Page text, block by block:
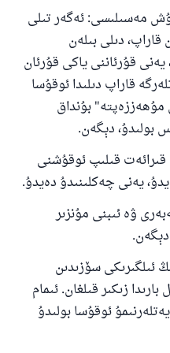
مەسىلىسى: ئەگەر تىلى
دىلى بىلەن
قۇرئاننى ياكى قۇرئان
قاراپ دىلىدا ئوقۇسا
بۇنداق
بولىدۇ، دېگەن.
قىرائەت قىلىپ ئوقۇشنى
يەنى چەكلىنىدۇ دەيدۇ.
ۋە ئىبنى مۇنزىر
دېگەن.
ئىلگىرىكى سۆزىدىن
زىكىر قىلغان. ئىمام
ئوقۇسا بولىدۇ